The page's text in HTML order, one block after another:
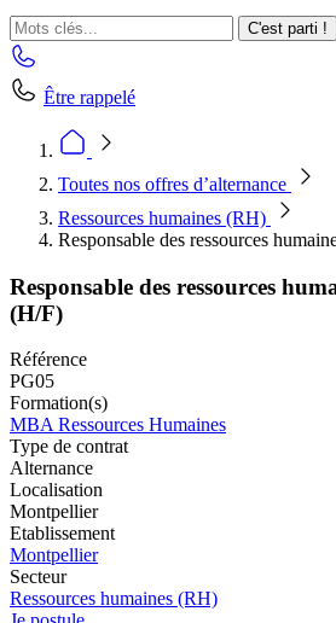
C'est parti !
Être rappelé
Toutes nos offres d’alternance
Ressources humaines (RH)
Responsable des ressources
Responsable des ressources
(H/F)
Référence
PG05
Formation(s)
MBA Ressources Humaines
Type de contrat
Alternance
Localisation
Montpellier
Etablissement
Montpellier
Secteur
Ressources humaines (RH)